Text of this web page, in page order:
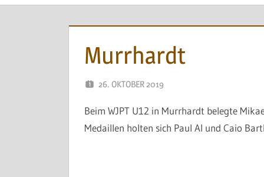
Murrhardt
26. OKTOBER 2019
Beim WJPT U12 in Murrhardt belegte
Medaillen holten sich Paul Al und Caio